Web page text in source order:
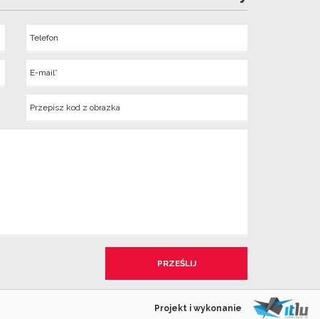
Projekt i wykonanie